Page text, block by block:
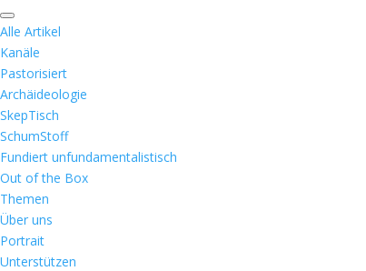
Alle Artikel
Kanäle
Pastorisiert
Archäideologie
SkepTisch
SchumStoff
Fundiert unfundamentalistisch
Out of the Box
Themen
Über uns
Portrait
Unterstützen